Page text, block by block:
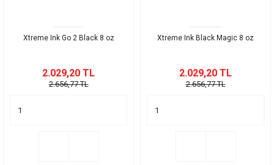
Xtreme Ink Go 2 Black 8 oz
2.029,20 TL
2.656,77 TL
Xtreme Ink Black Magic 8 oz
2.029,20 TL
2.656,77 TL